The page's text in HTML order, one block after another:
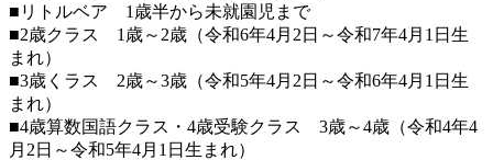
■リトルベア 1歳半から未就園児まで
■2歳クラス 1歳～2歳（令和6年4月2日～令和7年4月1日生
まれ）
■3歳くラス 2歳～3歳（令和5年4月2日～令和6年4月1日生
まれ）
■4歳算数国語クラス・4歳受験クラス 3歳～4歳（令和4年4
月2日～令和5年4月1日生まれ）